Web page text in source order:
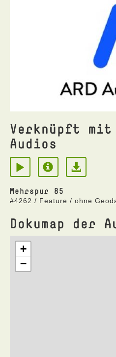
Verknüpft mit
Audios
Mehrspur 85
#4262 / Feature / ohne
Dokumap der